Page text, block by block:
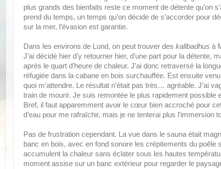
plus grands des bienfaits reste ce moment de détente qu’on
prend du temps, un temps qu’on décide de s’accorder pour
sur la mer, l’évasion est garantie.
Dans les environs de Lund, on peut trouver des kallbadhus à
J’ai décidé hier d’y retourner hier, d’une part pour la
après le quart d’heure de chaleur. J’ai donc retraversé la
réfugiée dans la cabane en bois surchauffée. Est ensuite
quoi m’attendre. Le résultat n’était pas très… agréable. J’ai
train de mourir. Je suis remontée le plus rapidement
Bref, il faut apparemment avoir le cœur bien accroché pour
d’eau pour me rafraîchir, mais je ne tenterai plus l’immersion
Pas de frustration cependant. La vue dans le sauna était
banc en bois, avec en fond sonore les crépitements du
accumulent la chaleur sans éclater sous les hautes
moment assise sur un banc extérieur pour regarder le